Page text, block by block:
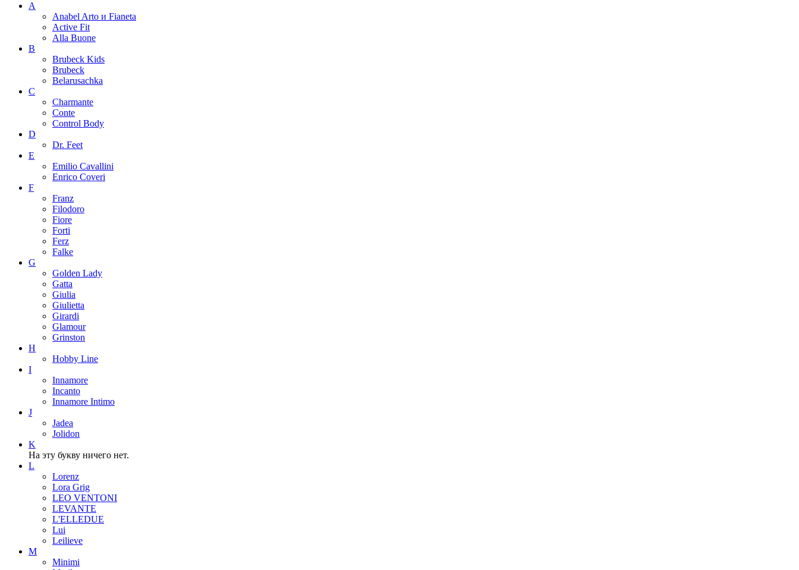
A
Anabel Arto и Fianeta
Active Fit
Alla Buone
B
Brubeck Kids
Brubeck
Belarusachka
C
Charmante
Conte
Control Body
D
Dr. Feet
E
Emilio Cavallini
Enrico Coveri
F
Franz
Filodoro
Fiore
Forti
Ferz
Falke
G
Golden Lady
Gatta
Giulia
Giulietta
Girardi
Glamour
Grinston
H
Hobby Line
I
Innamore
Incanto
Innamore Intimo
J
Jadea
Jolidon
K
На эту букву ничего нет.
L
Lorenz
Lora Grig
LEO VENTONI
LEVANTE
L'ELLEDUE
Lui
Leilieve
M
Minimi